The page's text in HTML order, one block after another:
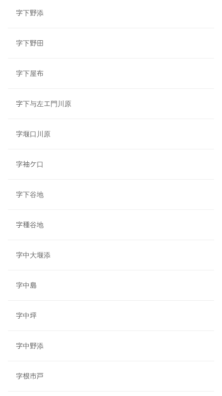
字下野添
字下野田
字下屋布
字下与左エ門川原
字堰口川原
字袖ケ口
字下谷地
字種谷地
字中大堰添
字中島
字中坪
字中野添
字根市戸